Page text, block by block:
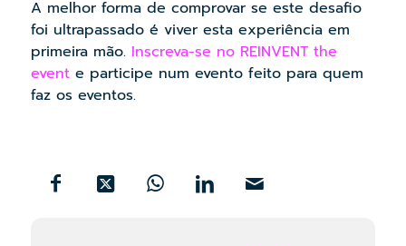
A melhor forma de comprovar se este desafio
foi ultrapassado é viver esta experiência em
primeira mão. Inscreva-se no REINVENT the
evente participe num evento feito para quem
faz os eventos.